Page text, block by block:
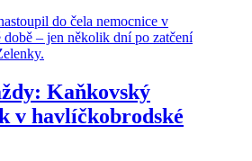
Kaňkovský
v havlíčkobrodské